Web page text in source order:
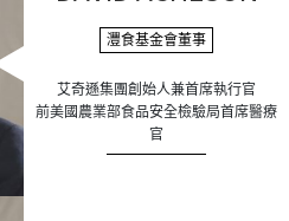
灃食基金會董事
艾奇遜集團創始人兼首席執行官
前美國農業部食品安全檢驗局首席醫療
官